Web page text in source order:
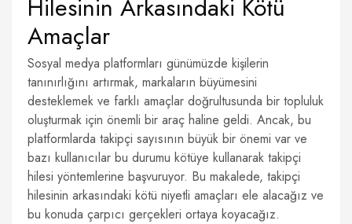
Hilesinin Arkasındaki Kötü
Amaçlar
Sosyal medya platformları günümüzde kişilerin
tanınırlığını artırmak, markaların büyümesini
desteklemek ve farklı amaçlar doğrultusunda bir topluluk
oluşturmak için önemli bir araç haline geldi. Ancak, bu
platformlarda takipçi sayısının büyük bir önemi var ve
bazı kullanıcılar bu durumu kötüye kullanarak takipçi
hilesi yöntemlerine başvuruyor. Bu makalede, takipçi
hilesinin arkasındaki kötü niyetli amaçları ele alacağız ve
bu konuda çarpıcı gerçekleri ortaya koyacağız.